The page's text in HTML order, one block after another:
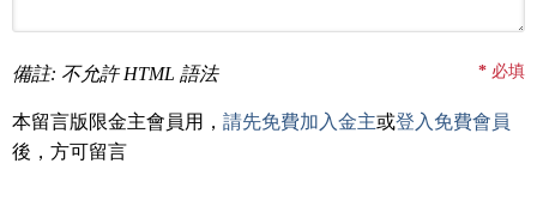
備註: 不允許 HTML 語法 * 必填
本留言版限金主會員用， 請先免費加入金主或登入免費會員
後，方可留言